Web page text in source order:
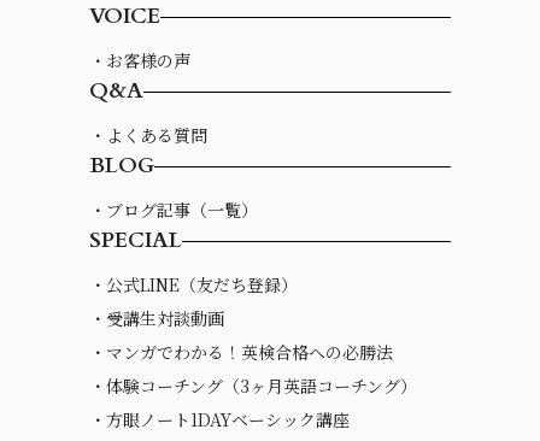
VOICE
・お客様の声
Q&A
・よくある質問
BLOG
・ブログ記事（一覧）
SPECIAL
・公式LINE（友だち登録）
・受講生対談動画
・マンガでわかる！英検合格への必勝法
・体験コーチング（3ヶ月英語コーチング）
・方眼ノート1DAYベーシック講座